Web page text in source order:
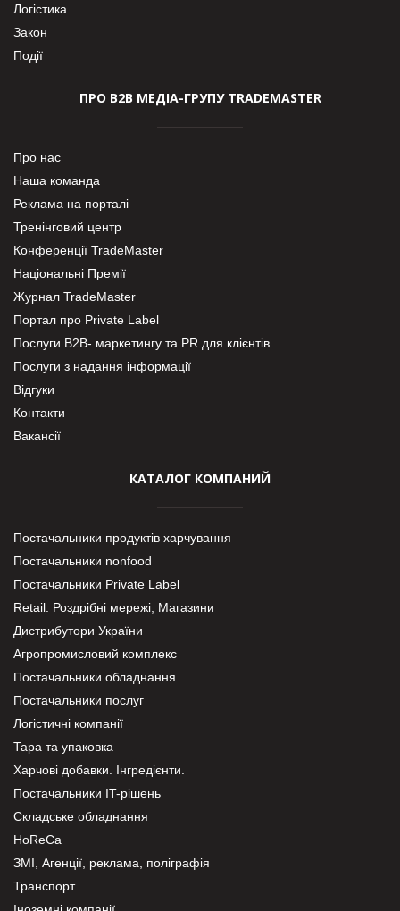
Логістика
Закон
Події
ПРО В2В МЕДІА-ГРУПУ TRADEMASTER
Про нас
Наша команда
Реклама на порталі
Тренінговий центр
Конференції TradeMaster
Національні Премії
Журнал TradeMaster
Портал про Private Label
Послуги В2В- маркетингу та PR для клієнтів
Послуги з надання інформації
Відгуки
Контакти
Вакансії
КАТАЛОГ КОМПАНИЙ
Постачальники продуктів харчування
Постачальники nonfood
Постачальники Private Label
Retail. Роздрібні мережі, Магазини
Дистрибутори України
Агропромисловий комплекс
Постачальники обладнання
Постачальники послуг
Логістичні компанії
Тара та упаковка
Харчові добавки. Інгредієнти.
Постачальники IT-рішень
Складське обладнання
HoReCa
ЗМІ, Агенції, реклама, поліграфія
Транспорт